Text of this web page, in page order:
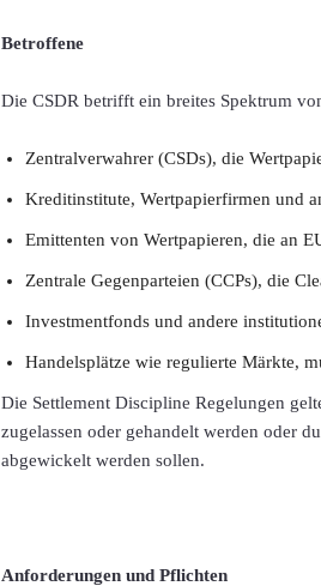
Betroffene
Die CSDR betrifft ein breites Spektrum
Zentralverwahrer (CSDs), die
Kreditinstitute, Wertpapierfirmen und
Emittenten von Wertpapieren, die an
Zentrale Gegenparteien (CCPs), die
Investmentfonds und andere
Handelsplätze wie regulierte Märkte,
Die Settlement Discipline Regelungen
zugelassen oder gehandelt werden oder
abgewickelt werden sollen.
Anforderungen und Pflichten